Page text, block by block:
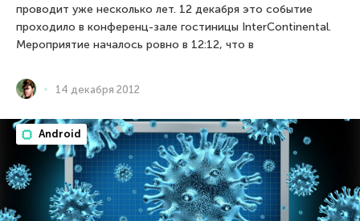
проводит уже несколько лет. 12 декабря это событие
проходило в конференц-зале гостиницы InterContinental.
Мероприятие началось ровно в 12:12, что в
14 декабря 2012
Android